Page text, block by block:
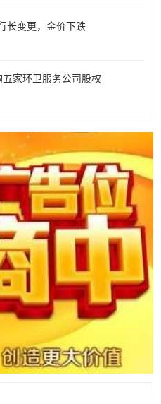
长变更，金价下跌
家环卫服务公司股权